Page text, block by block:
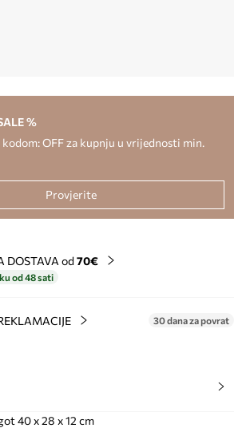
%
kodom: OFF za kupnju u vrijednosti min.
Provjerite
DOSTAVA od 70€
od 48 sati
30 dana za povrat
40 x 28 x 12 cm